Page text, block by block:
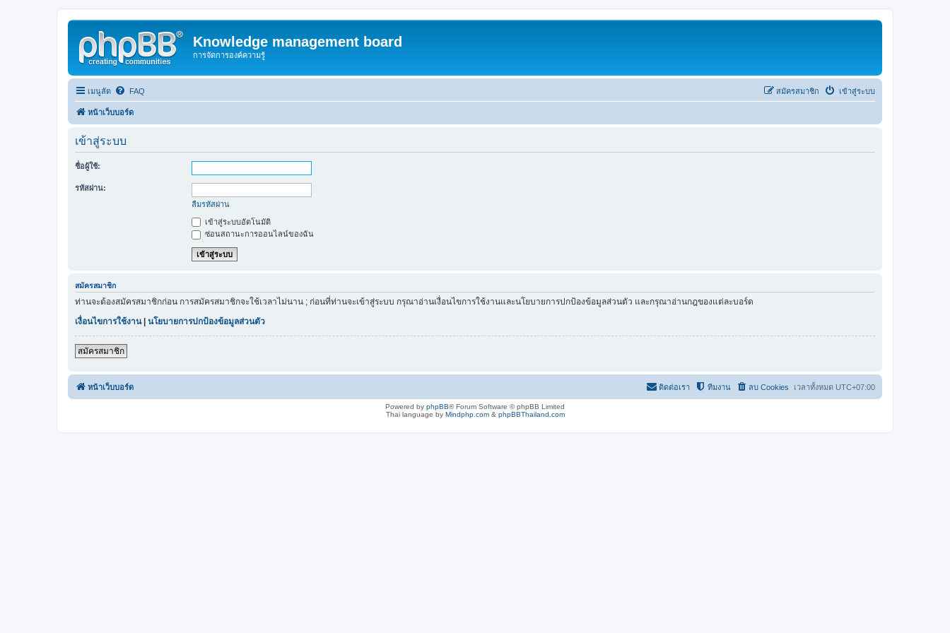
Knowledge management board
การจัดการองค์ความรู้
เมนูลัด FAQ เข้าสู่ระบบ
สมัครสมาชิก
หน้าเว็บบอร์ด
เข้าสู่ระบบ
ชื่อผู้ใช้:
รหัสผ่าน:
ลืมรหัสผ่าน
เข้าสู่ระบบอัตโนมัติ
ซ่อนสถานะการออนไลน์ของฉัน
สมัครสมาชิก
ท่านจะต้องสมัครสมาชิกก่อน การสมัครสมาชิกจะใช้เวลาไม่นาน ; ก่อนที่ท่านจะเข้าสู่ระบบ กรุณาอ่านเงื่อนไขการใช้งานและนโยบายการปกป้องข้อมูลส่วนตัว และกรุณาอ่านกฎของแต่ละบอร์ด
เงื่อนไขการใช้งาน| นโยบายการปกป้องข้อมูลส่วนตัว
สมัครสมาชิก
หน้าเว็บบอร์ด เวลาทั้งหมด UTC+07:00
ลบ Cookies
ทีมงาน
ติดต่อเรา
Powered by phpBB® Forum Software © phpBB Limited
Thai language by Mindphp.com& phpBBThailand.com